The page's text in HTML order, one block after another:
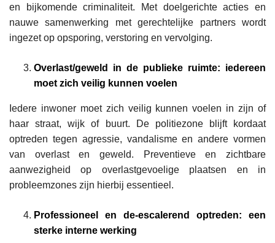
en bijkomende criminaliteit. Met doelgerichte acties en
nauwe samenwerking met gerechtelijke partners wordt
ingezet op opsporing, verstoring en vervolging.
Overlast/geweld in de publieke ruimte: iedereen
moet zich veilig kunnen voelen
Iedere inwoner moet zich veilig kunnen voelen in zijn of
haar straat, wijk of buurt. De politiezone blijft kordaat
optreden tegen agressie, vandalisme en andere vormen
van overlast en geweld. Preventieve en zichtbare
aanwezigheid op overlastgevoelige plaatsen en in
probleemzones zijn hierbij essentieel.
Professioneel en de-escalerend optreden: een
sterke interne werking